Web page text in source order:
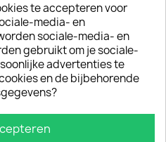
2010 T/m 2020 Zwart
incl. btw
excl. btw
te accepteren voor
media- en
sociale-media- en
gebruikt om je sociale-
advertenties te
en de bijbehorende